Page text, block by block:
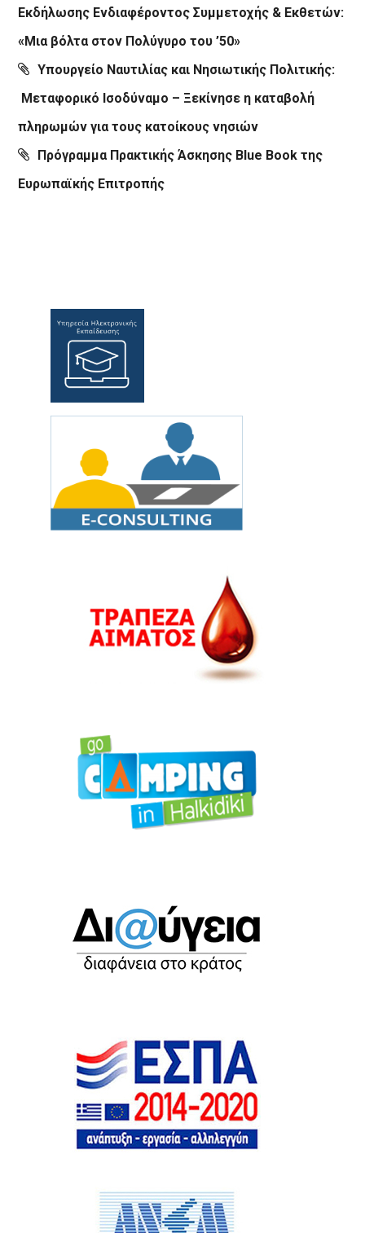
Εκδήλωσης Ενδιαφέροντος Συμμετοχής & Εκθετών:
«Μια βόλτα στον Πολύγυρο του ’50»
Υπουργείο Ναυτιλίας και Νησιωτικής Πολιτικής:
Μεταφορικό Ισοδύναμο – Ξεκίνησε η καταβολή
πληρωμών για τους κατοίκους νησιών
Πρόγραμμα Πρακτικής Άσκησης Blue Book της
Ευρωπαϊκής Επιτροπής